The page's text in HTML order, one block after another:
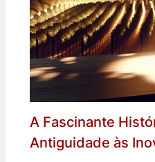
A Fascinante
Antiguidade às